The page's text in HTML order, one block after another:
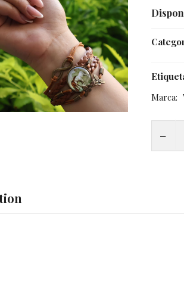
Marca: